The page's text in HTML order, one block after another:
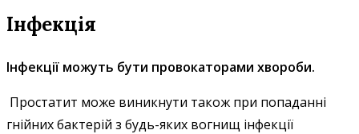
Інфекція
Інфекції можуть бути провокаторами хвороби.
Простатит може виникнути також при попаданні
гнійних бактерій з будь-яких вогнищ інфекції